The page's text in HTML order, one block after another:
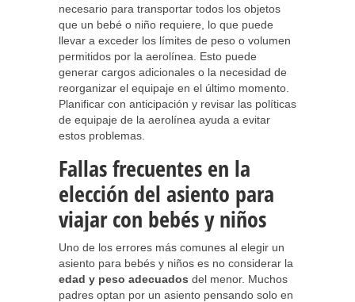
necesario para transportar todos los objetos
que un bebé o niño requiere, lo que puede
llevar a exceder los límites de peso o volumen
permitidos por la aerolínea. Esto puede
generar cargos adicionales o la necesidad de
reorganizar el equipaje en el último momento.
Planificar con anticipación y revisar las políticas
de equipaje de la aerolínea ayuda a evitar
estos problemas.
Fallas frecuentes en la
elección del asiento para
viajar con bebés y niños
Uno de los errores más comunes al elegir un
asiento para bebés y niños es no considerar la
edad y peso adecuados del menor. Muchos
padres optan por un asiento pensando solo en